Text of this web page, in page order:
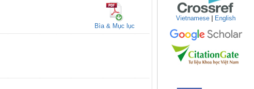
Bìa & Mục lục
Vietnamese English